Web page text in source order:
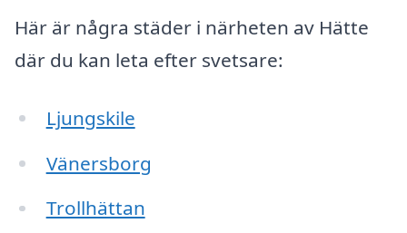
Här är några städer i närheten av Hätte
där du kan leta efter svetsare:
Ljungskile
Vänersborg
Trollhättan